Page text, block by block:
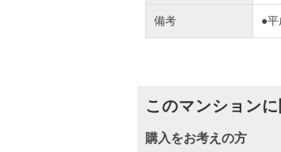
備考 ●
このマンション
購入をお考えの方